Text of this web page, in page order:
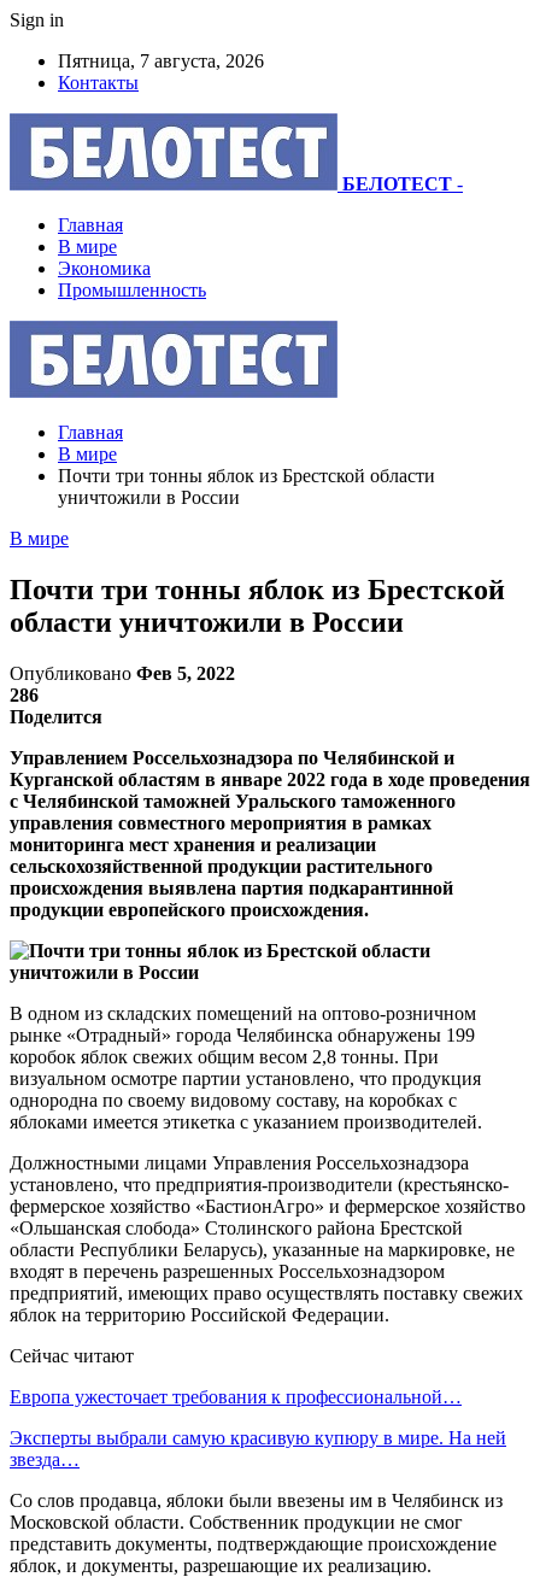
Sign in
Пятница, 7 августа, 2026
Контакты
БЕЛОТЕСТ -
Главная
В мире
Экономика
Промышленность
Главная
В мире
Почти три тонны яблок из Брестской области
уничтожили в России
В мире
Почти три тонны яблок из Брестской
области уничтожили в России
Опубликовано Фев 5, 2022
286
Поделится
Управлением Россельхознадзора по Челябинской и
Курганской областям в январе 2022 года в ходе проведения
с Челябинской таможней Уральского таможенного
управления совместного мероприятия в рамках
мониторинга мест хранения и реализации
сельскохозяйственной продукции растительного
происхождения выявлена партия подкарантинной
продукции европейского происхождения.
В одном из складских помещений на оптово-розничном
рынке «Отрадный» города Челябинска обнаружены 199
коробок яблок свежих общим весом 2,8 тонны. При
визуальном осмотре партии установлено, что продукция
однородна по своему видовому составу, на коробках с
яблоками имеется этикетка с указанием производителей.
Должностными лицами Управления Россельхознадзора
установлено, что предприятия-производители (крестьянско-
фермерское хозяйство «БастионАгро» и фермерское хозяйство
«Ольшанская слобода» Столинского района Брестской
области Республики Беларусь), указанные на маркировке, не
входят в перечень разрешенных Россельхознадзором
предприятий, имеющих право осуществлять поставку свежих
яблок на территорию Российской Федерации.
Сейчас читают
Европа ужесточает требования к профессиональной…
Эксперты выбрали самую красивую купюру в мире. На ней
звезда…
Со слов продавца, яблоки были ввезены им в Челябинск из
Московской области. Собственник продукции не смог
представить документы, подтверждающие происхождение
яблок, и документы, разрешающие их реализацию.